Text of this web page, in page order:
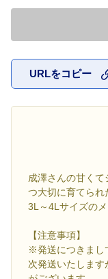
URLをコピー
成澤さんの甘くて
つ大切に育てられ
3L～4Lサイズの
【注意事項】
※発送につきまし
次発送いたしま